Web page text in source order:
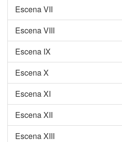
Escena VII
Escena VIII
Escena IX
Escena X
Escena XI
Escena XII
Escena XIII